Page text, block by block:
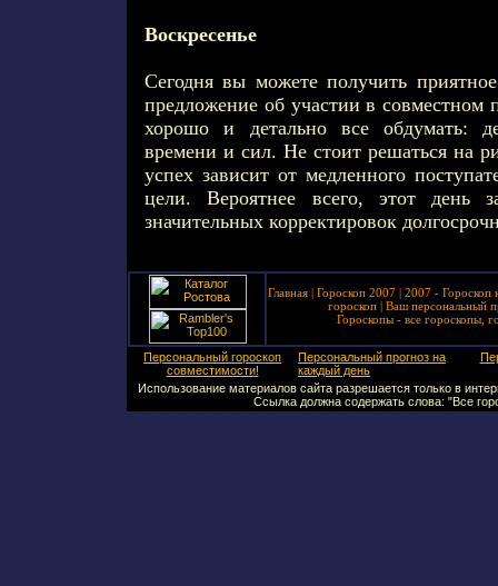
Воскресенье
Сегодня вы можете получить
предложение об участии в совместном
хорошо и детально все обдумать:
времени и сил. Не стоит решаться на
успех зависит от медленного
цели. Вероятнее всего, этот день
значительных корректировок
Главная | Гороскоп 2007 | 2007 - Гороскоп
гороскоп| Ваш персональный
Гороскопы - все гороскопы,
Персональный гороскоп
совместимости!
Персональный прогноз на
каждый день
Использование материалов сайта разрешается только в
Ссылка должна содержать слова: "Все